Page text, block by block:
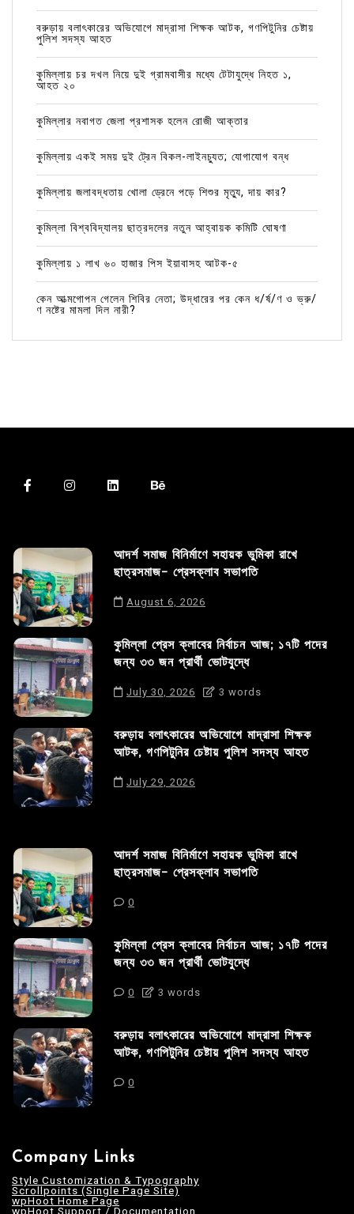
বরুড়ায় বলাৎকারের অভিযোগে মাদ্রাসা শিক্ষক আটক, গণপিটুনির চেষ্টায়
পুলিশ সদস্য আহত
কুমিল্লায় চর দখল নিয়ে দুই গ্রামবাসীর মধ্যে টেটাযুদ্ধে নিহত ১,
আহত ২০
কুমিল্লার নবাগত জেলা প্রশাসক হলেন রোজী আক্তার
কুমিল্লায় একই সময় দুই ট্রেন বিকল-লাইনচ্যুত; যোগাযোগ বন্ধ
কুমিল্লায় জলাবদ্ধতায় খোলা ড্রেনে পড়ে শিশুর মৃত্যু, দায় কার?
কুমিল্লা বিশ্ববিদ্যালয় ছাত্রদলের নতুন আহ্বায়ক কমিটি ঘোষণা
কুমিল্লায় ১ লাখ ৬০ হাজার পিস ইয়াবাসহ আটক-৫
কেন আত্মগোপন গেলেন শিবির নেতা; উদ্ধারের পর কেন ধ/র্ষ/ণ ও ভ্রু/
ণ নষ্টের মামলা দিল নারী?
আদর্শ সমাজ বিনির্মাণে সহায়ক ভুমিকা রাখে
ছাত্রসমাজ- প্রেসক্লাব সভাপতি
August 6, 2026
কুমিল্লা প্রেস ক্লাবের নির্বাচন আজ; ১৭টি পদের
জন্য ৩৩ জন প্রার্থী ভোটযুদ্ধে
July 30, 2026 3 words
বরুড়ায় বলাৎকারের অভিযোগে মাদ্রাসা শিক্ষক
আটক, গণপিটুনির চেষ্টায় পুলিশ সদস্য আহত
July 29, 2026
আদর্শ সমাজ বিনির্মাণে সহায়ক ভুমিকা রাখে
ছাত্রসমাজ- প্রেসক্লাব সভাপতি
0
কুমিল্লা প্রেস ক্লাবের নির্বাচন আজ; ১৭টি পদের
জন্য ৩৩ জন প্রার্থী ভোটযুদ্ধে
0 3 words
বরুড়ায় বলাৎকারের অভিযোগে মাদ্রাসা শিক্ষক
আটক, গণপিটুনির চেষ্টায় পুলিশ সদস্য আহত
0
Company Links
Style Customization & Typography
Scrollpoints (Single Page Site)
wpHoot Home Page
wpHoot Support / Documentation